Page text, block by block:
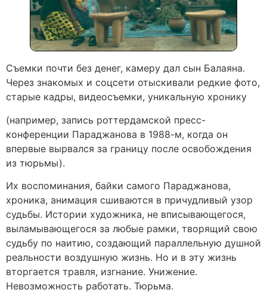
Съемки почти без денег, камеру дал сын Балаяна.
Через знакомых и соцсети отыскивали редкие фото,
старые кадры, видеосъемки, уникальную хронику
(например, запись роттердамской пресс-
конференции Параджанова в 1988-м, когда он
впервые вырвался за границу после освобождения
из тюрьмы).
Их воспоминания, байки самого Параджанова,
хроника, анимация сшиваются в причудливый узор
судьбы. Истории художника, не вписывающегося,
выламывающегося за любые рамки, творящий свою
судьбу по наитию, создающий параллельную душной
реальности воздушную жизнь. Но и в эту жизнь
вторгается травля, изгнание. Унижение.
Невозможность работать. Тюрьма.